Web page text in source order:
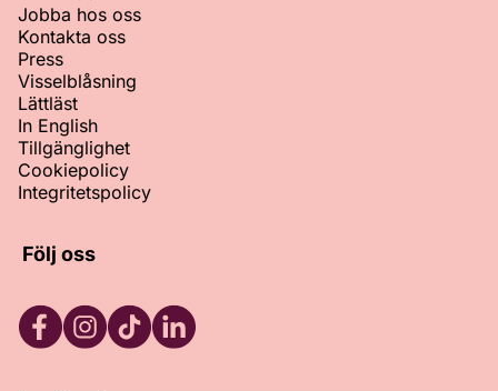
Jobba hos oss
Kontakta oss
Press
Visselblåsning
Lättläst
In English
Tillgänglighet
Cookiepolicy
Integritetspolicy
Följ oss